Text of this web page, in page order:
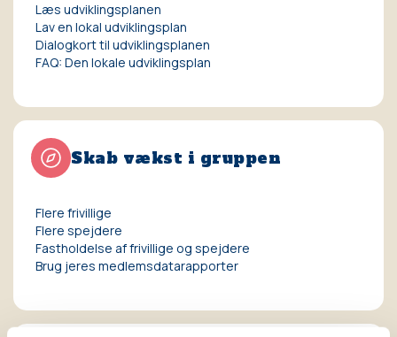
Læs udviklingsplanen
Lav en lokal udviklingsplan
Dialogkort til udviklingsplanen
FAQ: Den lokale udviklingsplan
Skab vækst i gruppen
Flere frivillige
Flere spejdere
Fastholdelse af frivillige og spejdere
Brug jeres medlemsdatarapporter